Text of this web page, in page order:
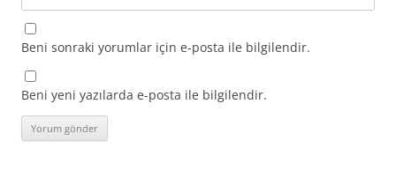
Beni sonraki yorumlar için e-posta ile bilgilendir.
Beni yeni yazılarda e-posta ile bilgilendir.